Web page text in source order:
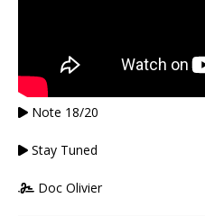
Note 18/20
Stay Tuned
Doc Olivier